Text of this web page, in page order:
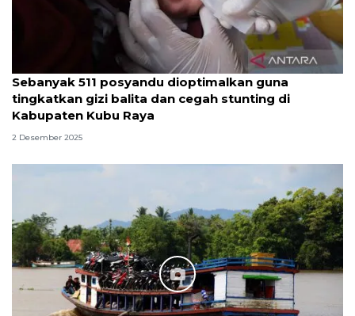
Sebanyak 511 posyandu dioptimalkan guna
tingkatkan gizi balita dan cegah stunting di
Kabupaten Kubu Raya
2 Desember 2025